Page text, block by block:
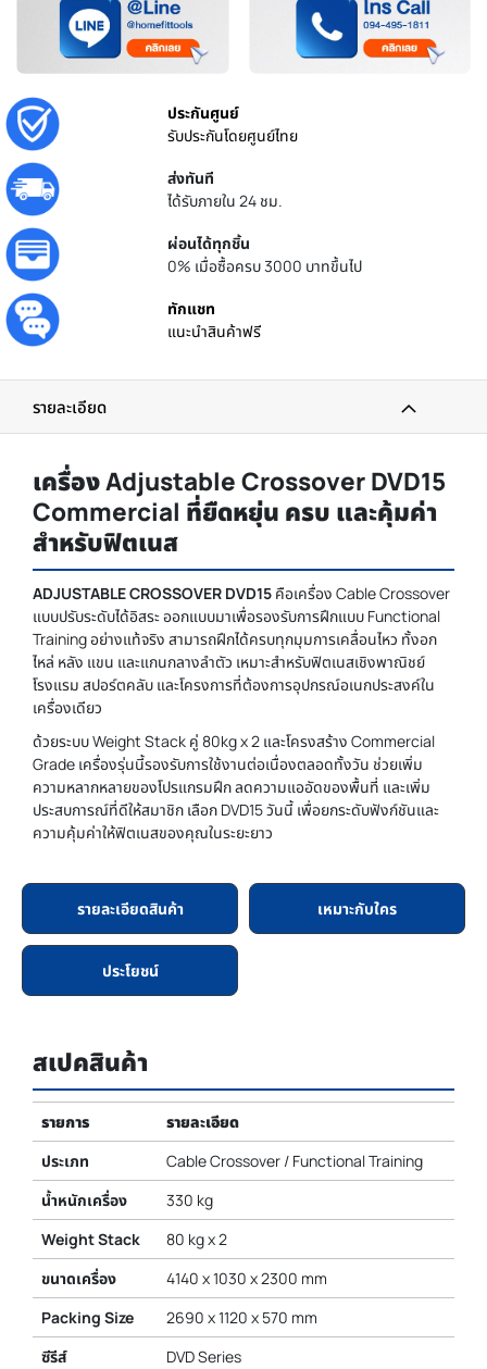
ประกันศูนย์
รับประกันโดยศูนย์ไทย
ส่งทันที
ได้รับภายใน 24 ชม.
ผ่อนได้ทุกชิ้น
0% เมื่อซื้อครบ 3000 บาทขึ้นไป
ทักแชท
แนะนำสินค้าฟรี
รายละเอียด
เครื่อง Adjustable Crossover DVD15
Commercial ที่ยืดหยุ่น ครบ และคุ้มค่า
สำหรับฟิตเนส
ADJUSTABLE CROSSOVER DVD15 คือเครื่อง Cable Crossover
แบบปรับระดับได้อิสระ ออกแบบมาเพื่อรองรับการฝึกแบบ Functional
Training อย่างแท้จริง สามารถฝึกได้ครบทุกมุมการเคลื่อนไหว ทั้งอก
ไหล่ หลัง แขน และแกนกลางลำตัว เหมาะสำหรับฟิตเนสเชิงพาณิชย์
โรงแรม สปอร์ตคลับ และโครงการที่ต้องการอุปกรณ์อเนกประสงค์ใน
เครื่องเดียว
ด้วยระบบ Weight Stack คู่ 80kg x 2 และโครงสร้าง Commercial
Grade เครื่องรุ่นนี้รองรับการใช้งานต่อเนื่องตลอดทั้งวัน ช่วยเพิ่ม
ความหลากหลายของโปรแกรมฝึก ลดความแออัดของพื้นที่ และเพิ่ม
ประสบการณ์ที่ดีให้สมาชิก เลือก DVD15 วันนี้ เพื่อยกระดับฟังก์ชันและ
ความคุ้มค่าให้ฟิตเนสของคุณในระยะยาว
รายละเอียดสินค้า เหมาะกับใคร
ประโยชน์
สเปคสินค้า
รายการ
รายละเอียด
ประเภท
Cable Crossover / Functional Training
น้ำหนักเครื่อง
330 kg
Weight Stack
80 kg x 2
ขนาดเครื่อง
4140 x 1030 x 2300 mm
Packing Size
2690 x 1120 x 570 mm
ซีรีส์
DVD Series